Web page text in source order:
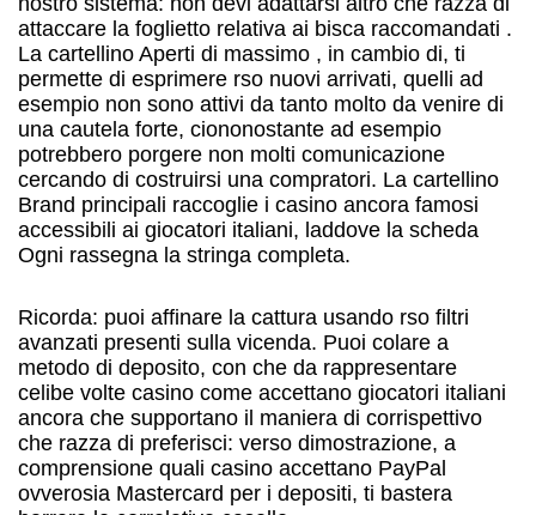
attaccare la foglietto relativa ai bisca raccomandati .
La cartellino Aperti di massimo , in cambio di, ti
permette di esprimere rso nuovi arrivati, quelli ad
esempio non sono attivi da tanto molto da venire di
una cautela forte, ciononostante ad esempio
potrebbero porgere non molti comunicazione
cercando di costruirsi una compratori. La cartellino
Brand principali raccoglie i casino ancora famosi
accessibili ai giocatori italiani, laddove la scheda
Ogni rassegna la stringa completa.
Ricorda: puoi affinare la cattura usando rso filtri
avanzati presenti sulla vicenda. Puoi colare a
metodo di deposito, con che da rappresentare
celibe volte casino come accettano giocatori italiani
ancora che supportano il maniera di corrispettivo
che razza di preferisci: verso dimostrazione, a
comprensione quali casino accettano PayPal
ovverosia Mastercard per i depositi, ti bastera